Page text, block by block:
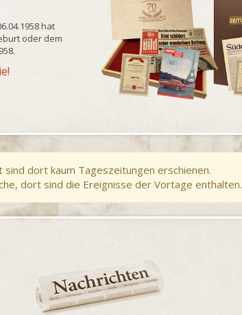
hat
oder dem
sind dort kaum Tageszeitungen erschienen.
dort sind die Ereignisse der Vortage enthalten.